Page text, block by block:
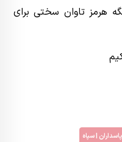
هرمز تاوان سختی برای
| سپاه